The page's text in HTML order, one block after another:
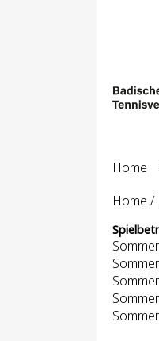
Home
Home /